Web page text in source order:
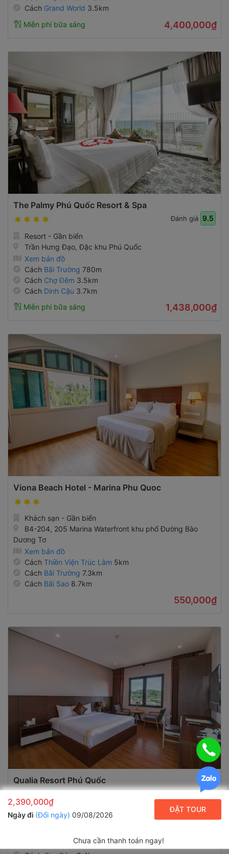
2,390,000₫
Ngày đi (Đổi ngày) 09/08/2026
ĐẶT TOUR
Chưa cần thanh toán ngay!
Cách Grand World 3.5km
Miễn phí bữa sáng
4,400,000₫
The Palmy Phú Quốc Resort & Spa
Đánh giá 9.5
Resort - Gần biển
Trần Hưng Đạo, Đặc khu Phú Quốc
Xem bản đồ
Cách Bãi Trường 780m
Cách Chợ Đêm 3.5km
Cách Dinh Cậu 3.7km
Miễn phí bữa sáng
1,438,000₫
Viona Beach Hotel - Marina Phu Quoc
Khách sạn - Gần biển
B4-204, 205 Marina Waterfront khu phố Đường Bào
Dương Tơ
Xem bản đồ
Cách Thiền Viện Trúc Lâm 5km
Cách Bãi Trường 7.3km
Cách Bãi Sao 8.7km
550,000₫
Qualia Resort Phú Quốc
Đánh giá 9.5
Resort - Gần trung tâm, Gần biển
Tổ 2 Ấp Cửa Lấp, Đặc khu Phú Quốc
Bãi Trường840m